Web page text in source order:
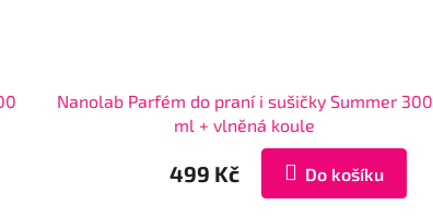
Nanolab Parfém do praní i sušičky Summer 300
ml + vlněná koule
499 Kč Do košíku